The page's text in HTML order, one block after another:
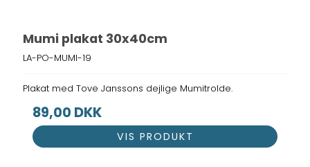
Mumi plakat 30x40cm
LA-PO-MUMI-19
Plakat med Tove Janssons dejlige Mumitrolde.
89,00 DKK
VIS PRODUKT